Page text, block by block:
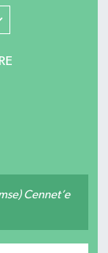
Cennet’e